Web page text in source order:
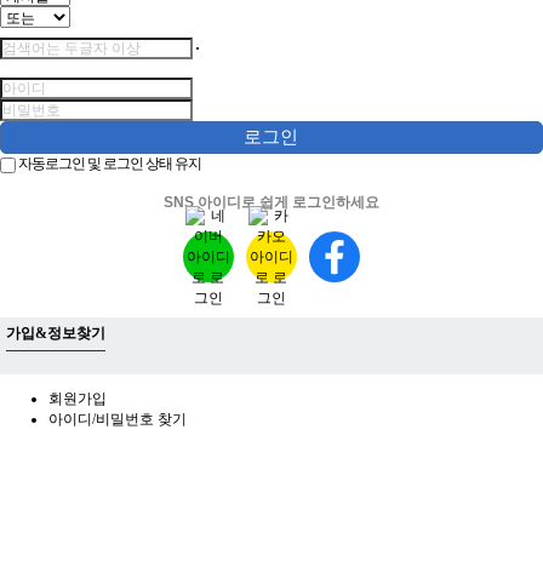
로그인
자동로그인 및 로그인 상태 유지
SNS 아이디로 쉽게 로그인하세요
가입&정보찾기
회원가입
아이디/비밀번호 찾기